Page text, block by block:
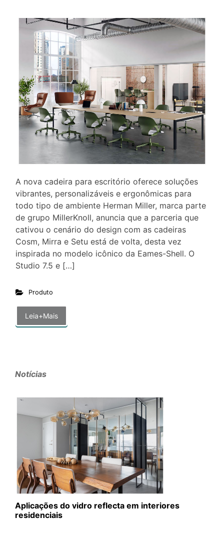
A nova cadeira para escritório oferece soluções
vibrantes, personalizáveis e ergonômicas para
todo tipo de ambiente Herman Miller, marca parte
de grupo MillerKnoll, anuncia que a parceria que
cativou o cenário do design com as cadeiras
Cosm, Mirra e Setu está de volta, desta vez
inspirada no modelo icônico da Eames-Shell. O
Studio 7.5 e […]
Produto
Leia+Mais
Notícias
Aplicações do vidro reflecta em interiores
residenciais